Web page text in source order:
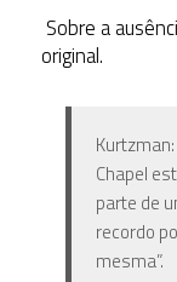
Sobre a
original.
Chapel
parte de
recordo
mesma”.